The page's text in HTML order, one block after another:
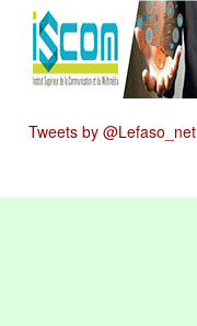
Tweets by @Lefaso_net